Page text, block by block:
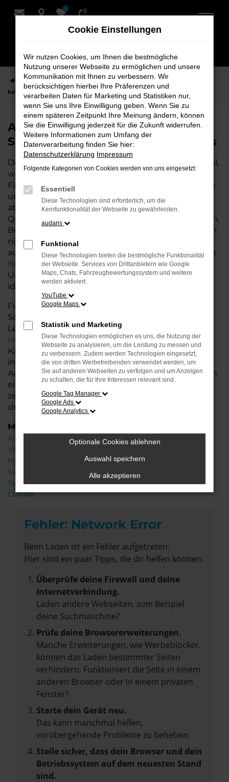
Zum
0
Startseite Hersteller Audi Audi Q7
Audi Q7 Gebrauchtwagen
bei Schmidt + Koch - Ihr Audi Autohaus
Audi Q7 Gebrauchtwagen bei
Schmidt + Koch - Ihr Audi Autohaus
Der Gebrauchtwagen Audi Q7 ist die perfekte Wahl,
wenn Sie ein zuverlässiges und gut erhaltenes
Fahrzeug suchen. Mit einem Gebrauchtwagen von
uns fahren Sie ein hochwertiges Auto zu einem
attraktiven Preis – und können sich auf geprüfte
Qualität verlassen. Als Ihr Audi Autohaus in Bremen,
Bremerhaven und Niedersachsen bieten wir Ihnen
nicht nur erstklassige Gebrauchtwagen, sondern
auch einen exzellenten Service. Unsere erfahrenen
Berater
stehen Ihnen mit fachkundiger
Unterstützung zur Seite und helfen Ihnen, das
ideale Fahrzeug zu finden.
Für Ihr Audi Fahrzeug bieten wir zusätzliche
Services wie flexible Finanzierungs- und
Leasingoptionen sowie die Möglichkeit zur
InzahlungnahmeIhres Altfahrzeugs. So wird der
Kauf Ihres Gebrauchtwagens noch einfacher und
individueller. Profitieren Sie von unserer großen
Auswahl an Gebrauchtwagen und lassen Sie sich in
einer ausführlichen Beratung Ihr Wunschfahrzeug
zeigen. Wir freuen uns darauf, Ihnen bei der Wahl
des perfekten Audi Q7 zu helfen!
Marken
Audi
VW
Porsche
Seat
Škoda
CUPRA
Fehler: Network Error
Beim Laden ist ein Fehler aufgetreten.
Hier sind ein paar Tipps, die dir helfen können:
Überprüfe deine Firewall und deine
Internetverbindung.
Laden andere Webseiten, zum Beispiel
deine Suchmaschine?
Prüfe deine Browsererweiterungen.
Manche Erweiterungen, wie Werbeblocker,
können das Laden bestimmter Seiten
verhindern. Funktioniert die Seite in einem
anderen Browser oder in einem privaten
Fenster?
Starte dein Gerät neu.
Das kann manchmal helfen,
vorübergehende Probleme zu beheben.
Stelle sicher, dass dein Browser und dein
Betriebssystem auf dem neuesten Stand
sind.
Cookie Einstellungen
Wir nutzen Cookies, um Ihnen die bestmögliche
Nutzung unserer Webseite zu ermöglichen und unsere
Kommunikation mit Ihnen zu verbessern. Wir
berücksichtigen hierbei Ihre Präferenzen und
verarbeiten Daten für Marketing und Statistiken nur,
wenn Sie uns Ihre Einwilligung geben. Wenn Sie zu
einem späteren Zeitpunkt Ihre Meinung ändern, können
Sie die Einwilligung jederzeit für die Zukunft widerrufen.
Weitere Informationen zum Umfang der
Datenverarbeitung finden Sie hier:
Datenschutzerklärung Impressum
Folgende Kategorien von Cookies werden von uns eingesetzt:
Essentiell
Diese Technologien sind erforderlich, um die
Kernfunktionalität der Webseite zu gewährleisten.
audaris
Funktional
Diese Technologien bieten die bestmögliche Funktionalität
der Webseite. Services von Drittanbietern wie Google
Maps, Chats, Fahrzeugbewertungssystem und weitere
werden aktiviert.
YouTube
Google Maps
Statistik und Marketing
Diese Technologien ermöglichen es uns, die Nutzung der
Webseite zu analysieren, um die Leistung zu messen und
zu verbessern. Zudem werden Technologien eingesetzt,
die von dritten Werbetreibenden verwendet werden, um
Sie auf anderen Webseiten zu verfolgen und um Anzeigen
zu schalten, die für Ihre Interessen relevant sind.
Google Tag Manager
Google Ads
Google Analytics
Optionale Cookies ablehnen
Auswahl speichern
Alle akzeptieren